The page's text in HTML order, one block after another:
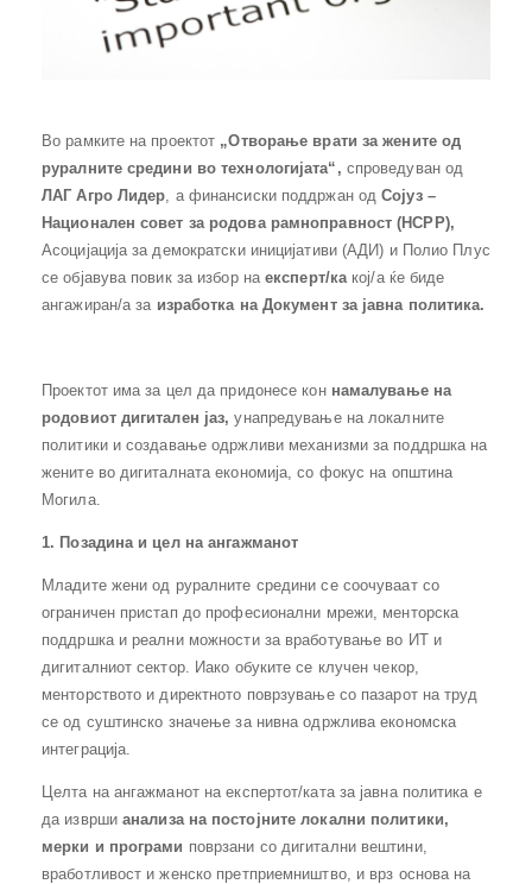
Во рамките на проектот „Отворање врати за жените од
руралните средини во технологијата“ , спроведуван од
ЛАГ Агро Лидер , а финансиски поддржан одСојуз –
Национален совет за родова рамноправност (НСРР),
Асоцијација за демократски иницијативи (АДИ) и Полио Плус
се објавува повик за избор наексперт/ка кој/а ќе биде
ангажиран/а за изработка на Документ за јавна политика.
Проектот има за цел да придонесе кон намалување на
родовиот дигитален јаз, унапредување на локалните
политики и создавање одржливи механизми за поддршка на
жените во дигиталната економија, со фокус на општина
Могила.
1. Позадина и цел на ангажманот
Младите жени од руралните средини се соочуваат со
ограничен пристап до професионални мрежи, менторска
поддршка и реални можности за вработување во ИТ и
дигиталниот сектор. Иако обуките се клучен чекор,
менторството и директното поврзување со пазарот на труд
се од суштинско значење за нивна одржлива економска
интеграција.
Целта на ангажманот на експертот/ката за јавна политика е
да изврши анализа на постојните локални политики,
мерки и програми поврзани со дигитални вештини,
вработливост и женско претприемништво, и врз основа на